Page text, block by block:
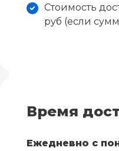
Стоимость
руб (если
Время
Ежедневно с